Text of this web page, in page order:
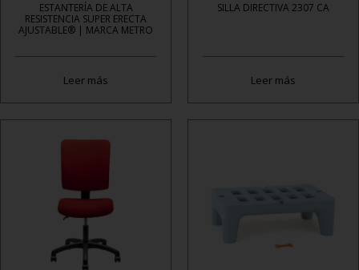
ESTANTERÍA DE ALTA
RESISTENCIA SUPER ERECTA
AJUSTABLE® | MARCA METRO
Leer más
SILLA DIRECTIVA 2307 CA
Leer más